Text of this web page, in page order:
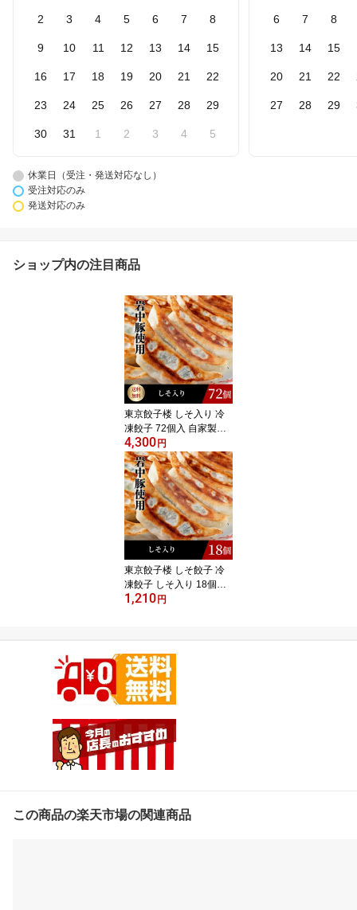
2 3 4 5 6 7 8
9 10 11 12 13 14 15
16 17 18 19 20 21 22
23 24 25 26 27 28 29
30 31 1 2 3 4 5
6 7 8
13 14 15
20 21 22
27 28 29
休業日（受注・発送対応なし）
受注対応のみ
発送対応のみ
ショップ内の注目商品
東京餃子楼 しそ入り 冷
凍餃子 72個入 自家製ラ
ー油付きお取り寄せ 餃子
しそ 冷凍 餃子詰め合わ
せ しそ餃子 紫蘇 ぎょう
ざ ギョウザ 美味しい 冷
凍おかず 冷凍惣菜 中華
お酒のつまみ 生餃子 う
まい 美食 簡単調理 おか
ず つまみ おつまみ 大容
量 まとめ買い 国産
4,300 円
東京餃子楼 しそ餃子 冷
凍餃子 しそ入り 18個入
り しそ 餃子 ぎょうざ ギ
しい冷凍食品 冷凍惣菜
弁当 お取り寄せグルメ
おかず おつまみ 家飲み
美味しい ご飯の友 国産
1,210 円
この商品の楽天市場の関連商品